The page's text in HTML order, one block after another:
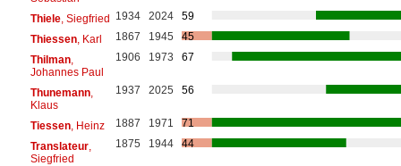
Thiele, Siegfried 1934 2024
59
Thiessen, Karl 1867 1945
45
Thilman,
Johannes Paul
1906 1973 67
Thunemann,
Klaus
1937 2025 56
Tiessen, Heinz 1887 1971
71
Translateur,
Siegfried
1875 1944 44